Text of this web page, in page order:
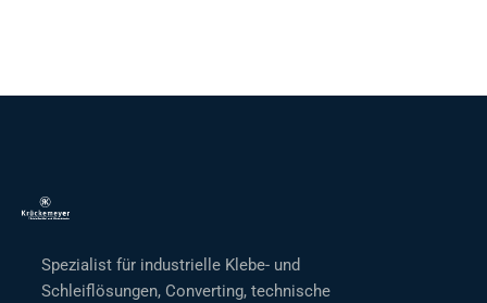
Spezialist für industrielle Klebe- und
Schleiflösungen, Converting, technische